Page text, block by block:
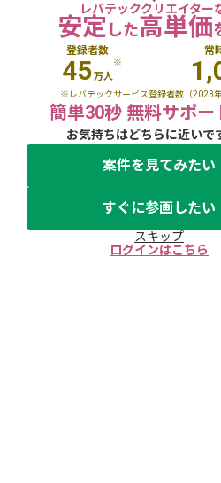
レバテッククリエイター
安定した高単価
登録者数
45万人
※
常
※レバテックサービス登録者数（2023
簡単30秒 無料サポー
お気持ちはどちらに近いで
案件を見てみたい
すぐに参画したい
スキップ
ログインはこちら